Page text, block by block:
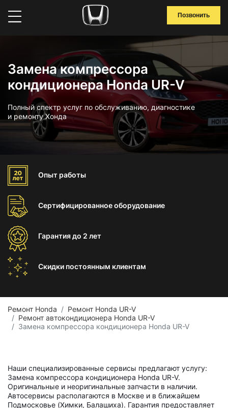
Позвонить
Замена компрессора
кондиционера Honda UR-V
Полный спектр услуг по обслуживанию, диагностике
и ремонту Хонда
Опыт работы
Сертифицированноеоборудование
Гарантиядо 2 лет
Скидки постоянным клиентам
Ремонт Honda
Ремонт Honda UR-V
Ремонт автокондиционера Honda UR-V
Замена компрессора кондиционера Honda UR-V
Наши специализированные сервисы предлагают услугу:
Замена компрессора кондиционера Honda UR-V.
Оригинальные и неоригинальные запчасти в наличии.
Автосервисы располагаются в Москве и в ближайшем
Подмосковье (Химки, Балашиха). Гарантия предоставляет